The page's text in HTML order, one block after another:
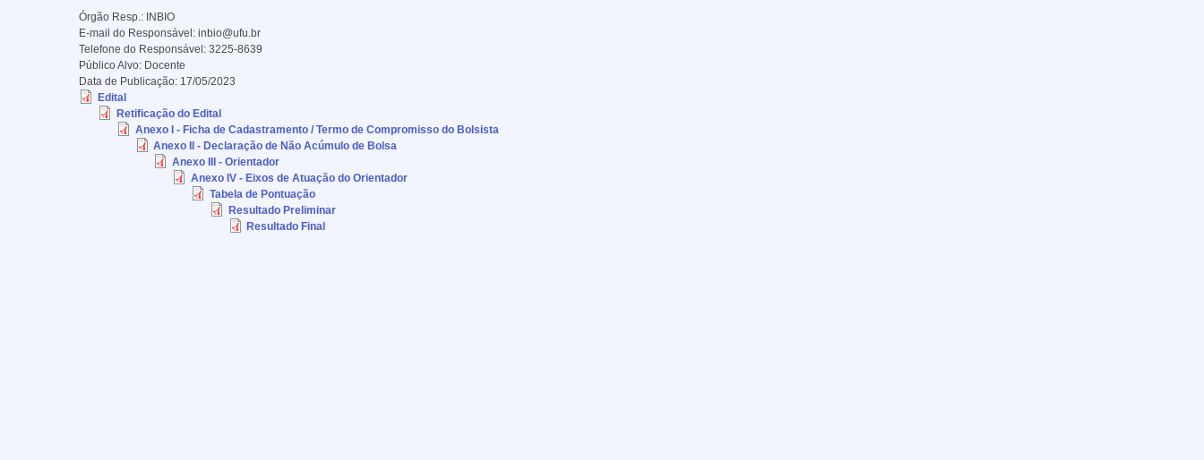
Órgão Resp.: INBIO
E-mail do Responsável:inbio@ufu.br
Telefone do Responsável:3225-8639
Público Alvo: Docente
Data de Publicação: 17/05/2023
Edital
Retificação do Edital
Anexo I - Ficha de Cadastramento / Termo de Compromisso do Bolsista
Anexo II - Declaração de Não Acúmulo de Bolsa
Anexo III - Orientador
Anexo IV - Eixos de Atuação do Orientador
Tabela de Pontuação
Resultado Preliminar
Resultado Final